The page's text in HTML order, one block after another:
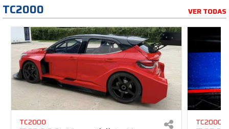
TC2000 VER TODAS
TC2000 TC2000